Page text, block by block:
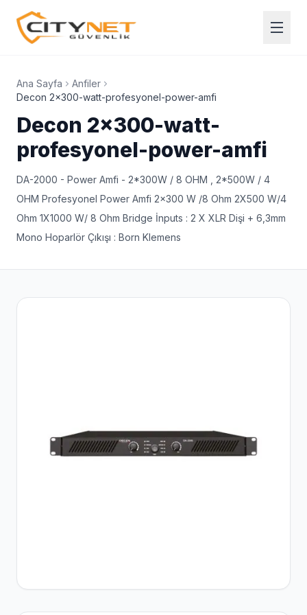
Ana Sayfa
Anfiler
Decon 2x300-watt-profesyonel-power-amfi
Decon 2x300-watt-
profesyonel-power-amfi
DA-2000 - Power Amfi - 2*300W / 8 OHM , 2*500W / 4
OHM Profesyonel Power Amfi 2x300 W /8 Ohm 2X500 W/4
Ohm 1X1000 W/ 8 Ohm Bridge İnputs : 2 X XLR Dişi + 6,3mm
Mono Hoparlör Çıkışı : Born Klemens